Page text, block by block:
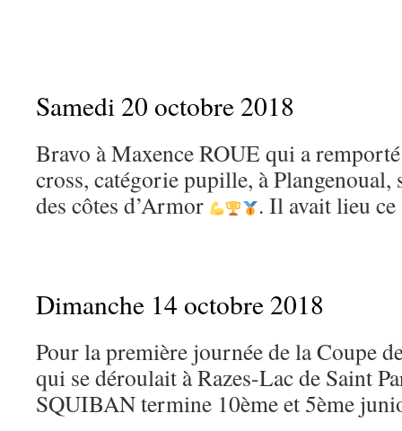
Samedi 20 octobre 2018
Bravo à Maxence ROUE qui a
cross, catégorie pupille, à
des côtes d’Armor
. Il avait lieu ce
Dimanche 14 octobre 2018
Pour la première journée de la Coupe
qui se déroulait à Razes-Lac de Saint
SQUIBAN termine 10ème et 5ème